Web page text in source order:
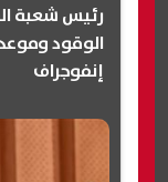
رئيس شعبة
الوقود
إنفوجراف